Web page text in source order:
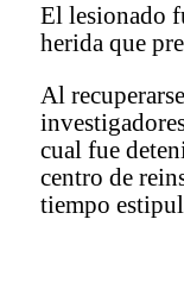
El lesionado
herida que
Al
cual fue
centro de
tiempo